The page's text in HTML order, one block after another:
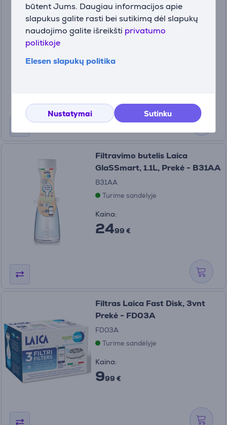
būtent Jums. Daugiau informacijos apie
slapukus galite rasti bei sutikimą dėl slapukų
naudojimo galite išreikšti privatumo
politikoje
Elesen slapukų politika
Nustatymai Sutinku
Vandens filtras Laica Firenze,
3,7 L, white
J81-CA
Kaina:
Filtravimo butelis Laica
GlaSSmart, 1.1L, Prekė - B31AA
B31AA
Turime sandėlyje
Kaina:
2499 €
Filtras Laica Fast Disk, 3vnt
Prekė - FD03A
FD03A
Turime sandėlyje
Kaina:
999 €